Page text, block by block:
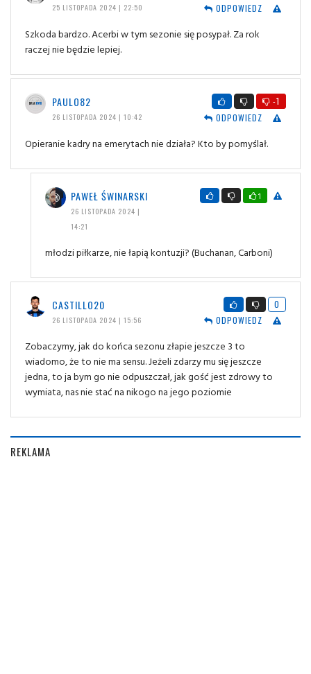
25 LISTOPADA 2024 | 22:50
ODPOWIEDZ
Szkoda bardzo. Acerbi w tym sezonie się posypał. Za rok
raczej nie będzie lepiej.
PAULO82
26 LISTOPADA 2024 | 10:42
-1
ODPOWIEDZ
Opieranie kadry na emerytach nie działa? Kto by pomyślał.
PAWEŁ ŚWINARSKI
26 LISTOPADA 2024 |
14:21
1
młodzi piłkarze, nie łapią kontuzji? (Buchanan, Carboni)
CASTILLO20
26 LISTOPADA 2024 | 15:56
0
ODPOWIEDZ
Zobaczymy, jak do końca sezonu złapie jeszcze 3 to
wiadomo, że to nie ma sensu. Jeżeli zdarzy mu się jeszcze
jedna, to ja bym go nie odpuszczał, jak gość jest zdrowy to
wymiata, nas nie stać na nikogo na jego poziomie
REKLAMA